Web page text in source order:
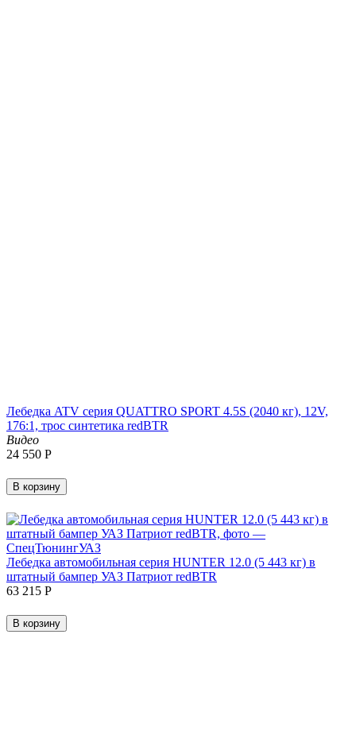
Лебедка ATV серия QUATTRO SPORT 4.5S (2040 кг), 12V,
176:1, трос синтетика redBTR
Видео
24 550 Р
В корзину
Лебедка автомобильная серия HUNTER 12.0 (5 443 кг) в
штатный бампер УАЗ Патриот redBTR
63 215 Р
В корзину